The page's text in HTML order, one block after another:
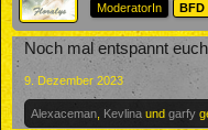
ModeratorIn
BFD
Noch mal entspannt
9. Dezember 2023
Alexaceman Kevlina und garfy